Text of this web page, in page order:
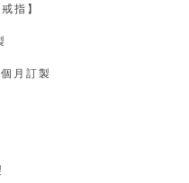
指】
月訂製